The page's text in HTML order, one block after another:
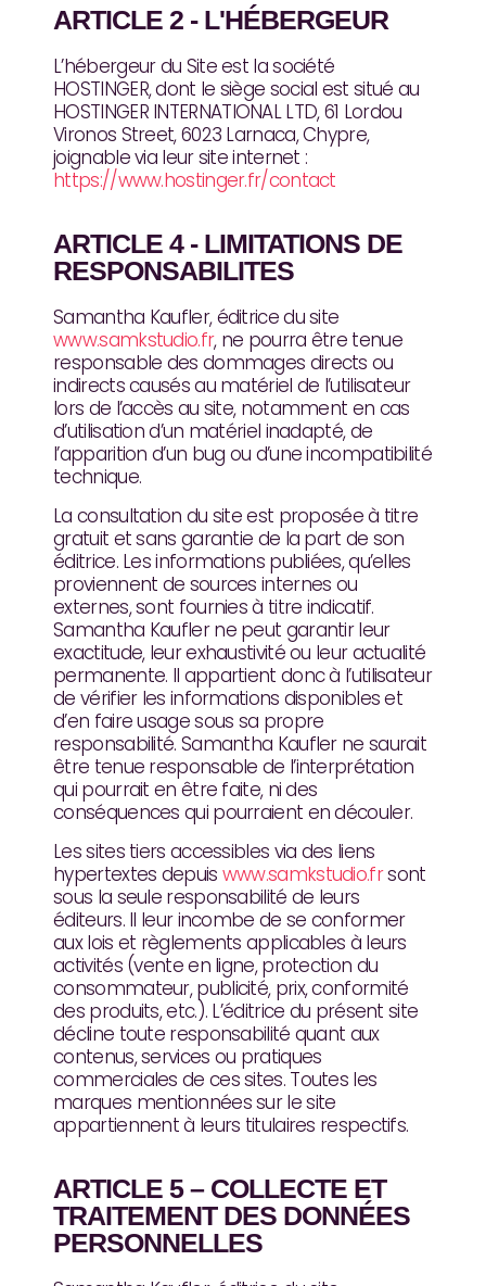
ARTICLE 2 - L'HÉBERGEUR
L’hébergeur du Site est la société
HOSTINGER, dont le siège social est situé au
HOSTINGER INTERNATIONAL LTD, 61 Lordou
Vironos Street, 6023 Larnaca, Chypre,
joignable via leur site internet :
https://www.hostinger.fr/contact
ARTICLE 4 - LIMITATIONS DE
RESPONSABILITES
Samantha Kaufler, éditrice du site
www.samkstudio.fr, ne pourra être tenue
responsable des dommages directs ou
indirects causés au matériel de l’utilisateur
lors de l’accès au site, notamment en cas
d’utilisation d’un matériel inadapté, de
l’apparition d’un bug ou d’une incompatibilité
technique.
La consultation du site est proposée à titre
gratuit et sans garantie de la part de son
éditrice. Les informations publiées, qu’elles
proviennent de sources internes ou
externes, sont fournies à titre indicatif.
Samantha Kaufler ne peut garantir leur
exactitude, leur exhaustivité ou leur actualité
permanente. Il appartient donc à l’utilisateur
de vérifier les informations disponibles et
d’en faire usage sous sa propre
responsabilité. Samantha Kaufler ne saurait
être tenue responsable de l’interprétation
qui pourrait en être faite, ni des
conséquences qui pourraient en découler.
Les sites tiers accessibles via des liens
hypertextes depuis www.samkstudio.frsont
sous la seule responsabilité de leurs
éditeurs. Il leur incombe de se conformer
aux lois et règlements applicables à leurs
activités (vente en ligne, protection du
consommateur, publicité, prix, conformité
des produits, etc.). L’éditrice du présent site
décline toute responsabilité quant aux
contenus, services ou pratiques
commerciales de ces sites. Toutes les
marques mentionnées sur le site
appartiennent à leurs titulaires respectifs.
ARTICLE 5 – COLLECTE ET
TRAITEMENT DES DONNÉES
PERSONNELLES